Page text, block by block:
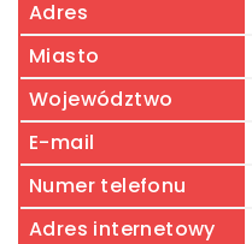
Adres
Miasto
Województwo
E-mail
Numer telefonu
Adres internetowy